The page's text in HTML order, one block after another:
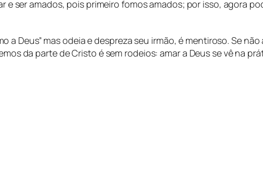
ser amados, pois primeiro fomos amados; por isso, agora
a Deus” mas odeia e despreza seu irmão, é mentiroso. Se
da parte de Cristo é sem rodeios: amar a Deus se vê na